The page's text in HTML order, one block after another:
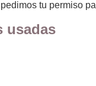
tu permiso
usadas